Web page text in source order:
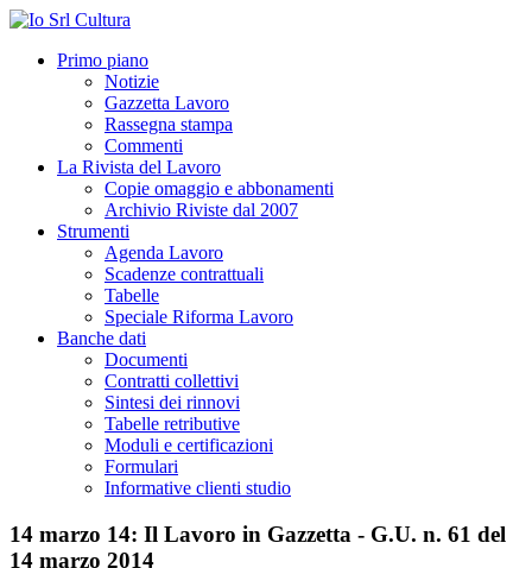
Primo piano
Notizie
Gazzetta Lavoro
Rassegna stampa
Commenti
La Rivista del Lavoro
Copie omaggio e abbonamenti
Archivio Riviste dal 2007
Strumenti
Agenda Lavoro
Scadenze contrattuali
Tabelle
Speciale Riforma Lavoro
Banche dati
Documenti
Contratti collettivi
Sintesi dei rinnovi
Tabelle retributive
Moduli e certificazioni
Formulari
Informative clienti studio
14 marzo 14: Il Lavoro in Gazzetta - G.U. n. 61 del
14 marzo 2014